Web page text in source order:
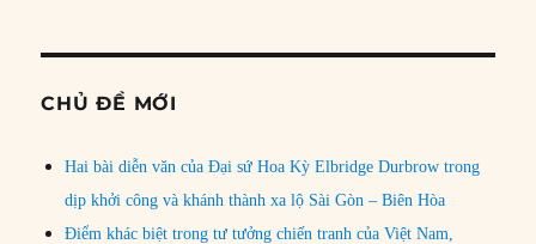
CHỦ ĐỀ MỚI
Hai bài diễn văn của Đại sứ Hoa Kỳ Elbridge Durbrow trong
dịp khởi công và khánh thành xa lộ Sài Gòn – Biên Hòa
Điểm khác biệt trong tư tưởng chiến tranh của Việt Nam,